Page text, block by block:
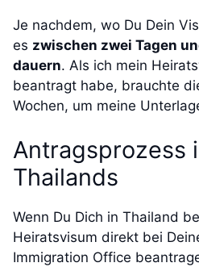
Je nachdem, wo Du Dein
es zwischen zwei Tagen
dauern. Als ich mein
beantragt habe, brauchte
Wochen, um meine
Antragsprozess
Thailands
Wenn Du Dich in Thailand
Heiratsvisum direkt bei
Immigration Office